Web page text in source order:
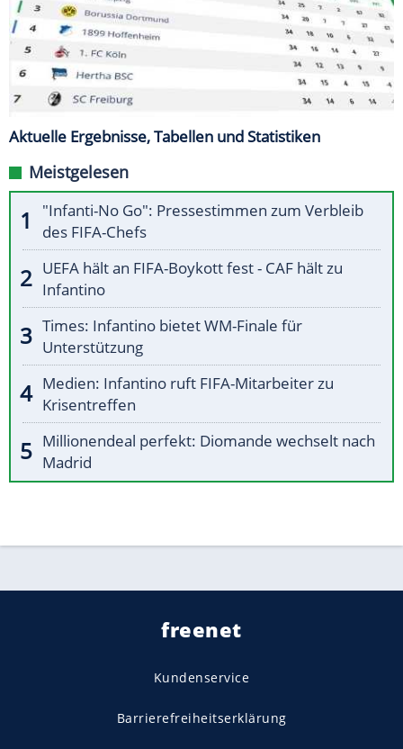
Aktuelle Ergebnisse, Tabellen und Statistiken
Meistgelesen
"Infanti-No Go": Pressestimmen zum Verbleib
des FIFA-Chefs
UEFA hält an FIFA-Boykott fest - CAF hält zu
Infantino
Times: Infantino bietet WM-Finale für
Unterstützung
Medien: Infantino ruft FIFA-Mitarbeiter zu
Krisentreffen
Millionendeal perfekt: Diomande wechselt nach
Madrid
freenet
Kundenservice
Barrierefreiheitserklärung